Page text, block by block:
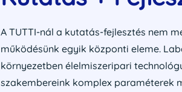
A TUTTI-nál a kutatás-fejlesztés nem
működésünk egyik központi eleme.
környezetben élelmiszeripari
szakembereink komplex paraméterek